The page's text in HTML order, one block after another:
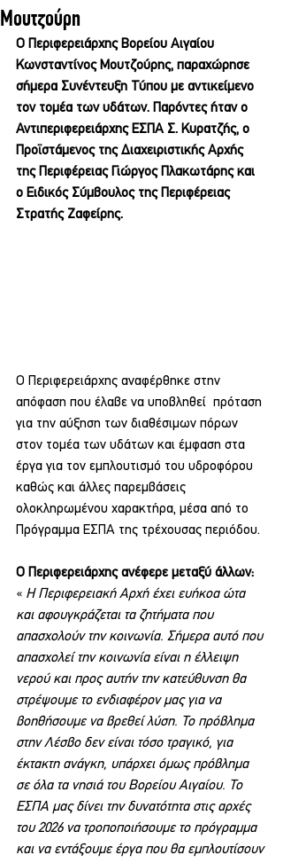
Μουτζούρη
Ο Περιφερειάρχης Βορείου Αιγαίου
Κωνσταντίνος Μουτζούρης, παραχώρησε
σήμερα Συνέντευξη Τύπου με αντικείμενο
τον τομέα των υδάτων. Παρόντες ήταν ο
Αντιπεριφερειάρχης ΕΣΠΑ Σ. Κυρατζής, ο
Προϊστάμενος της Διαχειριστικής Αρχής
της Περιφέρειας Γιώργος Πλακωτάρης και
ο Ειδικός Σύμβουλος της Περιφέρειας
Στρατής Ζαφείρης.
Ο Περιφερειάρχης αναφέρθηκε στην
απόφαση που έλαβε να υποβληθεί  πρόταση
για την αύξηση των διαθέσιμων πόρων
στον τομέα των υδάτων και έμφαση στα
έργα για τον εμπλουτισμό του υδροφόρου
καθώς και άλλες παρεμβάσεις
ολοκληρωμένου χαρακτήρα, μέσα από το
Πρόγραμμα ΕΣΠΑ της τρέχουσας περιόδου.
Ο Περιφερειάρχης ανέφερε μεταξύ άλλων:
« Η Περιφερειακή Αρχή έχει ευήκοα ώτα
και αφουγκράζεται τα ζητήματα που
απασχολούν την κοινωνία. Σήμερα αυτό που
απασχολεί την κοινωνία είναι η έλλειψη
νερού και προς αυτήν την κατεύθυνση θα
στρέψουμε το ενδιαφέρον μας για να
βοηθήσουμε να βρεθεί λύση. Το πρόβλημα
στην Λέσβο δεν είναι τόσο τραγικό, για
έκτακτη ανάγκη, υπάρχει όμως πρόβλημα
σε όλα τα νησιά του Βορείου Αιγαίου. Το
ΕΣΠΑ μας δίνει την δυνατότητα στις αρχές
του 2026 να τροποποιήσουμε το πρόγραμμα
και να εντάξουμε έργα που θα εμπλουτίσουν